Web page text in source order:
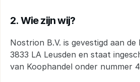
2. Wie zijn wij?
Nostrion B.V. is gevestigd aan
3833 LA Leusden en staat
van Koophandel onder nummer